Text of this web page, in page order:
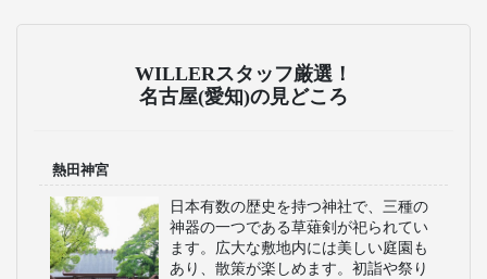
WILLERスタッフ厳選！
名古屋(愛知)の見どころ
熱田神宮
日本有数の歴史を持つ神社で、三種の
神器の一つである草薙剣が祀られてい
ます。広大な敷地内には美しい庭園も
あり、散策が楽しめます。初詣や祭り